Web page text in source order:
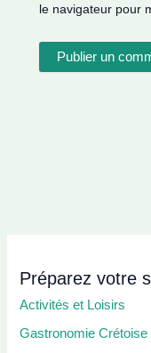
le navigateur pour
Préparez votre
Activités et Loisirs
Gastronomie Crétoise